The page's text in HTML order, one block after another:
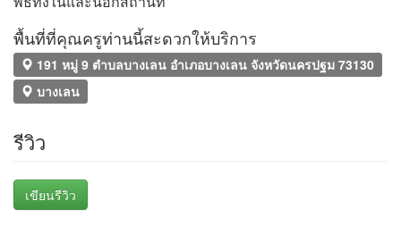
พื้นที่ที่คุณครูท่านนี้สะดวกให้บริการ
191 หมู่ 9 ตำบลบางเลน อำเภอบางเลน จังหวัดนครปฐม 73130
บางเลน
รีวิว
เขียนรีวิว